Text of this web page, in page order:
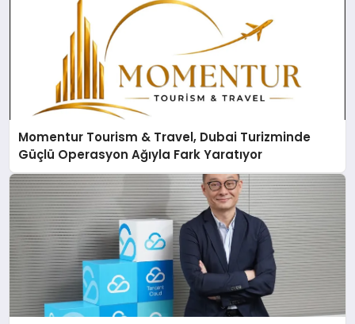
Momentur Tourism & Travel, Dubai Turizminde
Güçlü Operasyon Ağıyla Fark Yaratıyor